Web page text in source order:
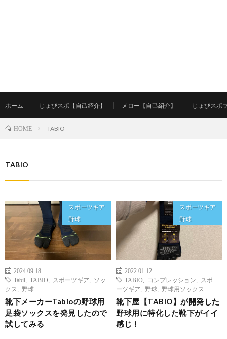
ホーム じょびスポ【自己紹介】 メロー【自己紹介】 じょびスポ
HOME TABIO
TABIO
スポーツギア
野球
2024.09.18
Tabil
TABIO スポーツギア
ソッ
クス
野球
靴下メーカーTabioの野球用
足袋ソックスを発見したので
試してみる
スポーツギア
野球
2022.01.12
TABIO
コンプレッション
スポ
ーツギア
野球 野球用ソックス
靴下屋【TABIO】が開発した
野球用に特化した靴下がイイ
感じ！